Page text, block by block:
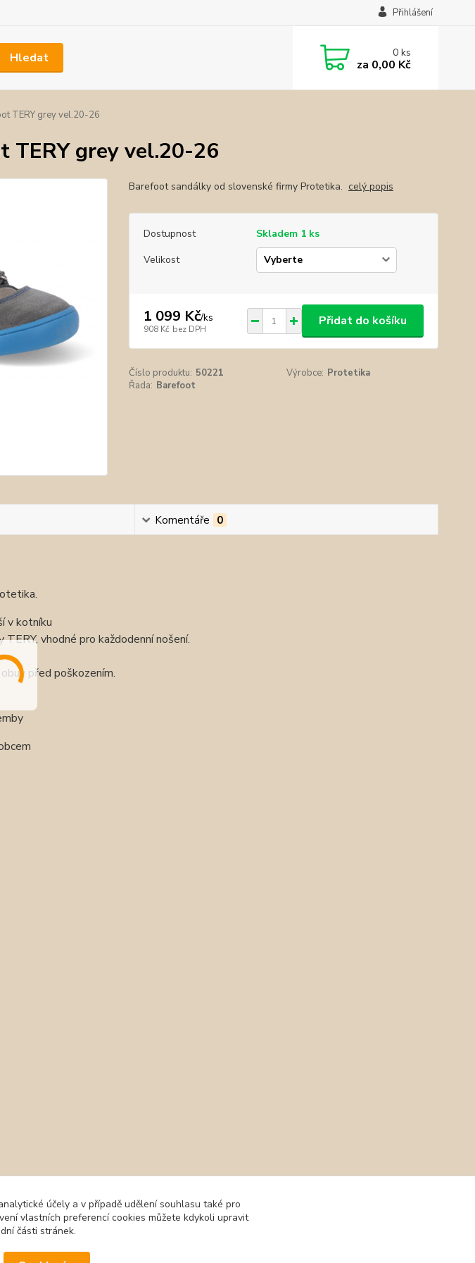
Přihlášení
Hledat 0ks
za 0,00 Kč
TERY grey vel.20-26
TERY grey vel.20-26
Barefoot sandálky od slovenské firmy Protetika. celý popis
Dostupnost
Skladem 1 ks
Velikost
1 099 Kč/ks
908 Kč bez DPH
Přidat do košíku
Číslo produktu: 50221 Výrobce: Protetika
Řada: Barefoot
Komentáře 0
v kotníku
vhodné pro každodenní nošení.
před poškozením.
účely a v případě udělení souhlasu také pro
vlastních preferencí cookies můžete kdykoli upravit
části stránek.